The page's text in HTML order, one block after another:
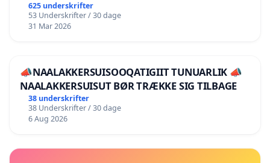
625 underskrifter
53 Underskrifter / 30 dage
31 Mar 2026
📣NAALAKKERSUISOOQATIGIIT TUNUARLIK 📣
NAALAKKERSUISUT BØR TRÆKKE SIG TILBAGE
38 underskrifter
38 Underskrifter / 30 dage
6 Aug 2026